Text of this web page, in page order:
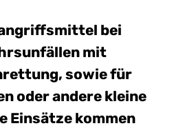
bei
mit
sowie für
oder andere kleine
Einsätze kommen